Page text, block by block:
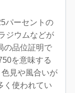
パーセントの
ジウムなどが
の品位証明で
を意味する
見や風合いが
く使われてい